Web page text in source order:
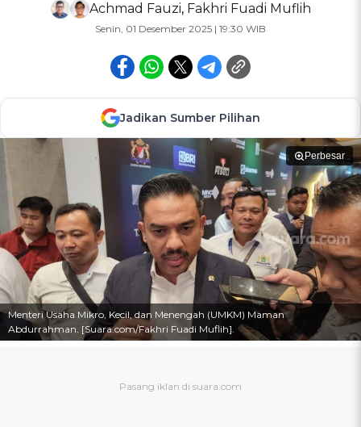
Achmad Fauzi, Fakhri Fuadi Muflih
Senin, 01 Desember 2025 | 19:30 WIB
Jadikan Sumber Pilihan
Perbesar
Menteri Usaha Mikro, Kecil, dan Menengah (UMKM) Maman
Abdurrahman. [Suara.com/Fakhri Fuadi Muflih].